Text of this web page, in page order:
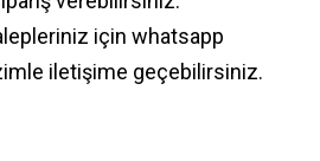
için whatsapp
iletişime geçebilirsiniz.